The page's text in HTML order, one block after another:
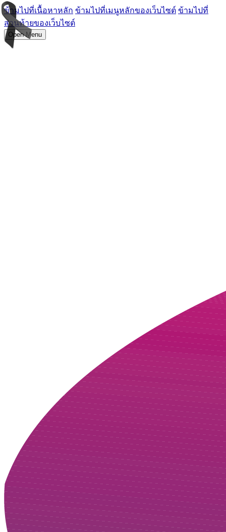
ข้ามไปที่เนื้อหาหลัก ข้ามไปที่เมนูหลักของเว็บไซต์ ข้ามไปที่
ส่วนท้ายของเว็บไซต์
Open Menu